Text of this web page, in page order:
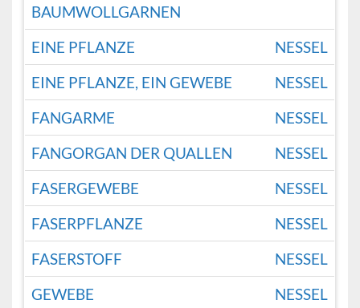
BAUMWOLLGARNEN
EINE PFLANZE
NESSEL
EINE PFLANZE, EIN GEWEBE
NESSEL
FANGARME
NESSEL
FANGORGAN DER QUALLEN
NESSEL
FASERGEWEBE
NESSEL
FASERPFLANZE
NESSEL
FASERSTOFF
NESSEL
GEWEBE
NESSEL